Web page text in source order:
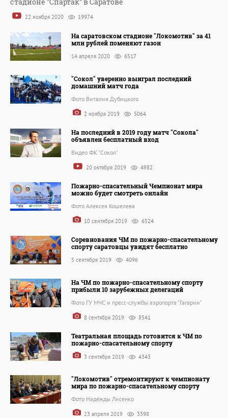
22 ноября 2020 19974
На саратовском стадионе "Локомотив" за 41
млн рублей поменяют газон
14 апреля 2020 6517
"Сокол" уверенно выиграл последний
домашний матч года
Фото Виталия Дубицкого
2 ноября 2019 5064
На последний в 2019 году матч "Сокола"
объявлен бесплатный вход
Видео ФК "Сокол"
20 октября 2019 4982
Пожарно-спасательный Чемпионат мира
можно будет смотреть онлайн
Фото Алексея Кошелева
10 сентября 2019 6524
Соревнования ЧМ по пожарно-спасательному
спорту саратовцы увидят бесплатно
5 сентября 2019 4096
На ЧМ по пожарно-спасательному спорту
прибыли 10 зарубежных делегаций
Фото ГУ МЧС и пресс-службы аэропорта "Гагарин"
8 сентября 2019 8541
Театральная площадь готовится к ЧМ по
пожарно-спасательному спорту
3 сентября 2019 4343
"Локомотив" отремонтируют к чемпионату
мира по пожарно-спасательному спорту
Фото Надежды Лисенко
23 апреля 2019 3398